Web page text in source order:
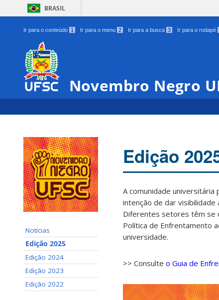
BRASIL
Ir para o conteúdo 1 Ir para o menu 2 Ir para a busca 3 Ir para o rodapé
Novembro Negro
Notícias
Edição 2025
Edição 2024
Edição 2023
Edição 2022
Edição
A comunidade
intenção de dar visibilidade
Diferentes setores têm se
Política de Enfrentamento
universidade.
>> Consulte o Guia de